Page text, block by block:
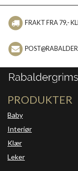
FRAKT FRA 79,-
PRODUKTER
Baby
Interiør
Klær
Leker